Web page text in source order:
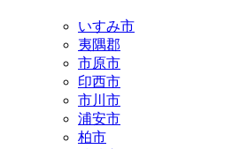
いすみ市
夷隅郡
市原市
印西市
市川市
浦安市
柏市